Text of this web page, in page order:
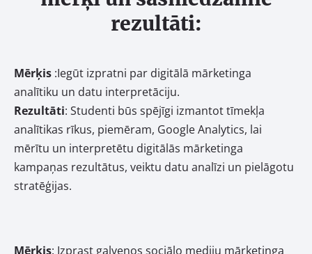
rezultāti:
Mērķis :Iegūt izpratni par digitālā mārketinga
analītiku un datu interpretāciju.
Rezultāti: Studenti būs spējīgi izmantot tīmekļa
analītikas rīkus, piemēram, Google Analytics, lai
mērītu un interpretētu digitālās mārketinga
kampaņas rezultātus, veiktu datu analīzi un pielāgotu
stratēģijas.
Mērķis: Izprast galvenos sociālo mediju mārketinga